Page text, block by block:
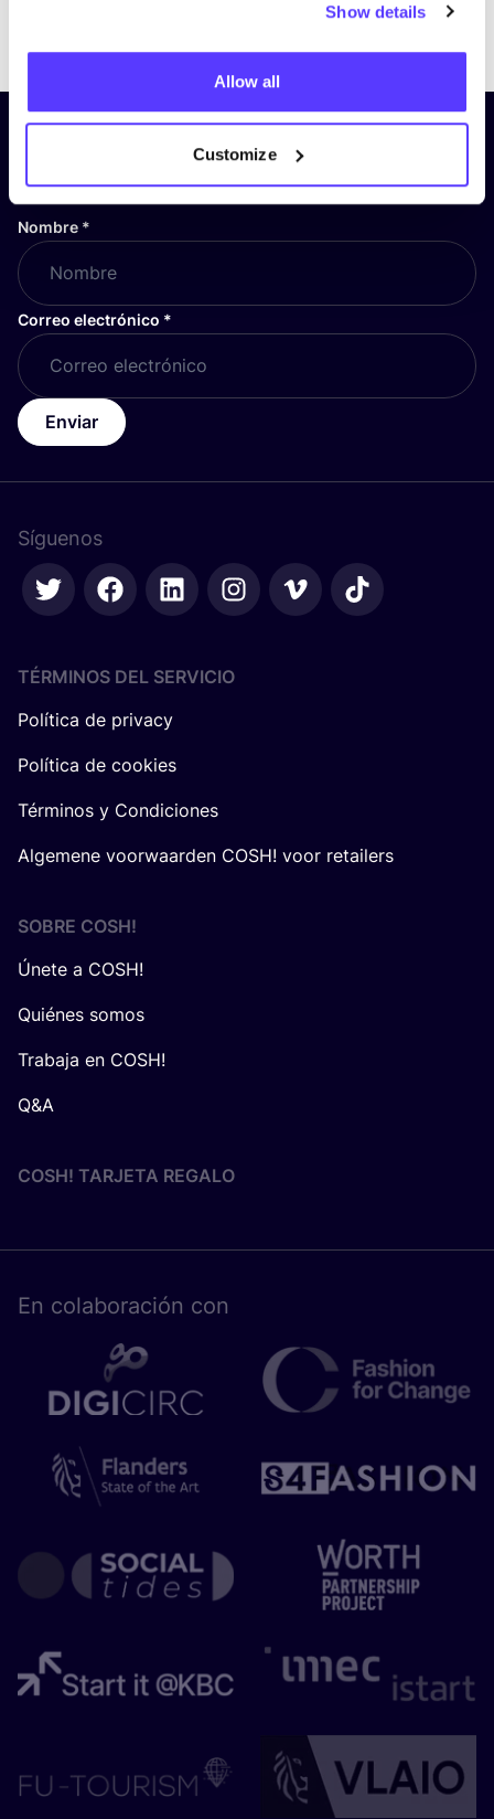
Show details
Allow all
Customize
PreviousNext
¡Suscríbete a nuestro boletín
y mantente informado!
Nombre *
Correo electrónico *
Enviar
Síguenos
TÉRMINOS DEL SERVICIO
Política de privacy
Política de cookies
Términos y Condiciones
Algemene voorwaarden COSH! voor retailers
SOBRE COSH!
Únete a COSH!
Quiénes somos
Trabaja en COSH!
Q&A
COSH! TARJETA REGALO
En cola­bo­ra­ción con